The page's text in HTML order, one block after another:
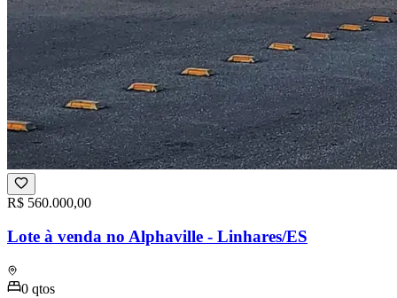
R$ 560.000,00
Lote à venda no Alphaville - Linhares/ES
0 qtos